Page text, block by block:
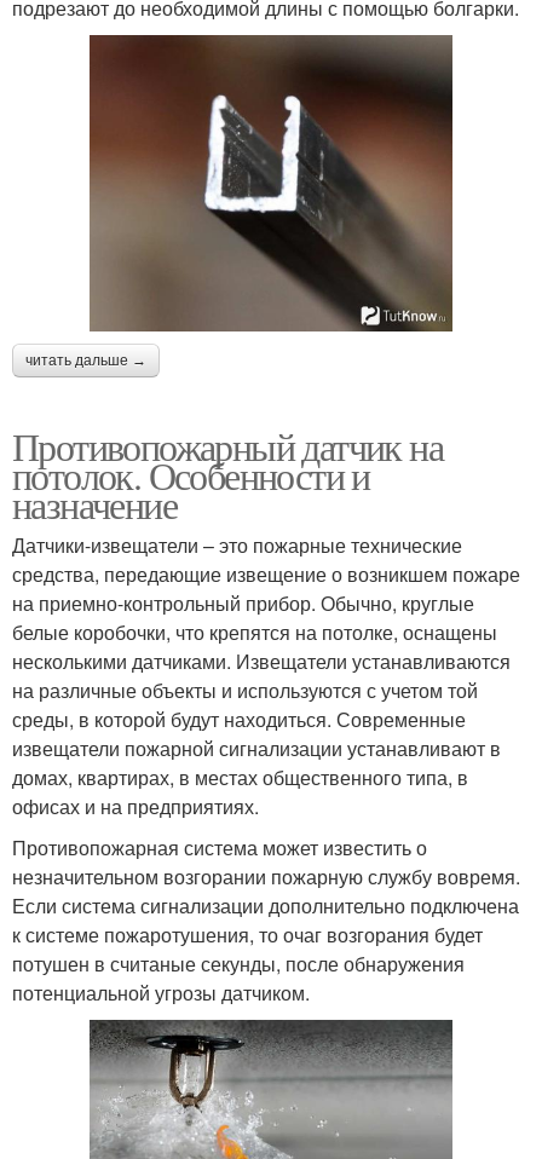
подрезают до необходимой длины с помощью болгарки.
читать дальше →
Противопожарный датчик на
потолок. Особенности и
назначение
Датчики-извещатели – это пожарные технические
средства, передающие извещение о возникшем пожаре
на приемно-контрольный прибор. Обычно, круглые
белые коробочки, что крепятся на потолке, оснащены
несколькими датчиками. Извещатели устанавливаются
на различные объекты и используются с учетом той
среды, в которой будут находиться. Современные
извещатели пожарной сигнализации устанавливают в
домах, квартирах, в местах общественного типа, в
офисах и на предприятиях.
Противопожарная система может известить о
незначительном возгорании пожарную службу вовремя.
Если система сигнализации дополнительно подключена
к системе пожаротушения, то очаг возгорания будет
потушен в считаные секунды, после обнаружения
потенциальной угрозы датчиком.